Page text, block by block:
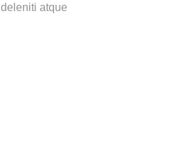
deleniti atque